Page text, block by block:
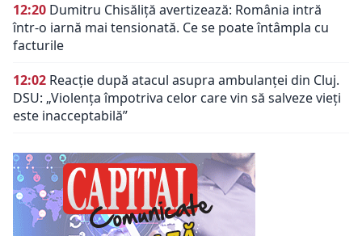
12:20 Dumitru Chisăliță avertizează: România intră
într-o iarnă mai tensionată. Ce se poate întâmpla cu
facturile
12:02 Reacție după atacul asupra ambulanței din Cluj.
DSU: „Violența împotriva celor care vin să salveze vieți
este inacceptabilă”